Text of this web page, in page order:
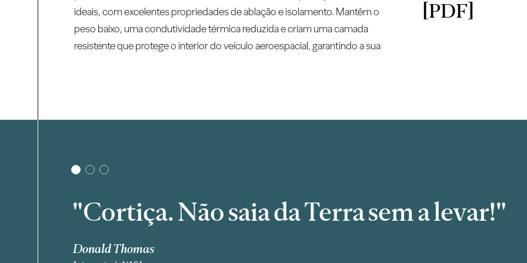
ideais, com excelentes propriedades de ablação e isolamento. Mantêm o
peso baixo, uma condutividade térmica reduzida e criam uma camada
resistente que protege o interior do veículo aeroespacial, garantindo a sua
[PDF]
"Cortiça. Não saia da Terra sem a levar!"
Donald Thomas